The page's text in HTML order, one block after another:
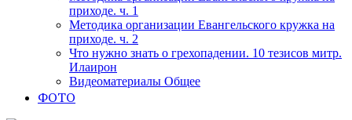
приходе. ч. 1
Методика организации Евангельского кружка на
приходе. ч. 2
Что нужно знать о грехопадении. 10 тезисов митр.
Илаирон
Видеоматериалы Общее
ФОТО